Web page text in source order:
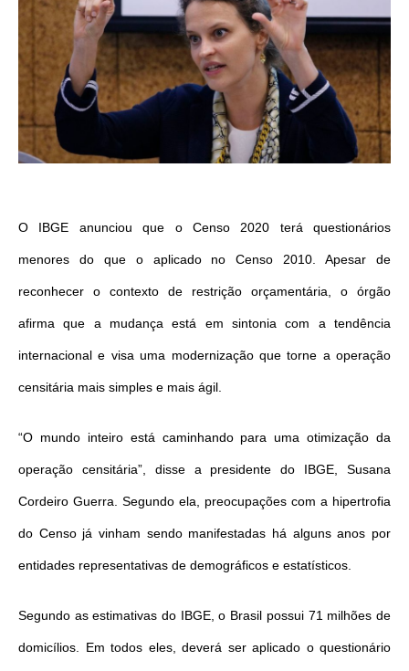
O IBGE anunciou que o Censo 2020 terá questionários
menores do que o aplicado no Censo 2010. Apesar de
reconhecer o contexto de restrição orçamentária, o órgão
afirma que a mudança está em sintonia com a tendência
internacional e visa uma modernização que torne a operação
censitária mais simples e mais ágil.
“O mundo inteiro está caminhando para uma otimização da
operação censitária”, disse a presidente do IBGE, Susana
Cordeiro Guerra. Segundo ela, preocupações com a hipertrofia
do Censo já vinham sendo manifestadas há alguns anos por
entidades representativas de demográficos e estatísticos.
Segundo as estimativas do IBGE, o Brasil possui 71 milhões de
domicílios. Em todos eles, deverá ser aplicado o questionário